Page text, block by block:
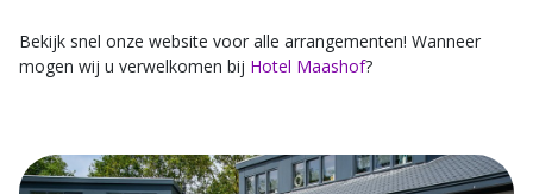
Bekijk snel onze website voor alle arrangementen! Wanneer
mogen wij u verwelkomen bij Hotel Maashof?